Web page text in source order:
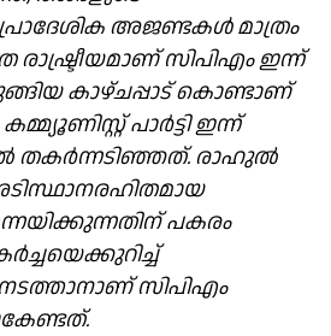
അജണ്ടകൾ മാത്രം
സിപിഎം ഇന്ന്
കാഴ്ചപ്പാട് കൊണ്ടാണ്
പാർട്ടി ഇന്ന്
തകർന്നടിഞ്ഞത്. രാഹുൽ
പകരം
സിപിഎം